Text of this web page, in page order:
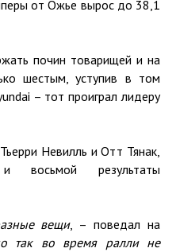
от Ожье вырос до 38,1
почин товарищей и на
шестым, уступив в том
– тот проиграл лидеру
Невилль и Отт Тянак,
восьмой результаты
вещи, – поведал на
так во время ралли не